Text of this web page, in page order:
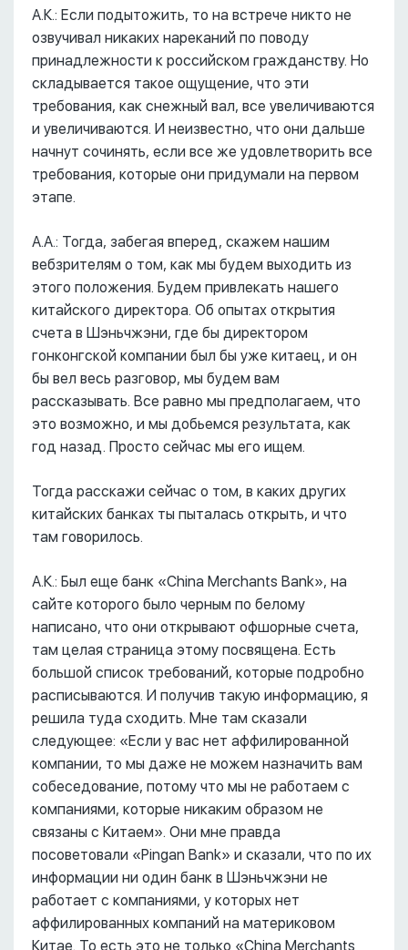
А.К.: Если подытожить, то на встрече никто не
озвучивал никаких нареканий по поводу
принадлежности к российском гражданству. Но
складывается такое ощущение, что эти
требования, как снежный вал, все увеличиваются
и увеличиваются. И неизвестно, что они дальше
начнут сочинять, если все же удовлетворить все
требования, которые они придумали на первом
этапе.
А.А.: Тогда, забегая вперед, скажем нашим
вебзрителям о том, как мы будем выходить из
этого положения. Будем привлекать нашего
китайского директора. Об опытах открытия
счета в Шэньчжэни, где бы директором
гонконгской компании был бы уже китаец, и он
бы вел весь разговор, мы будем вам
рассказывать. Все равно мы предполагаем, что
это возможно, и мы добьемся результата, как
год назад. Просто сейчас мы его ищем.
Тогда расскажи сейчас о том, в каких других
китайских банках ты пыталась открыть, и что
там говорилось.
А.К.: Был еще банк «China Merchants Bank», на
сайте которого было черным по белому
написано, что они открывают офшорные счета,
там целая страница этому посвящена. Есть
большой список требований, которые подробно
расписываются. И получив такую информацию, я
решила туда сходить. Мне там сказали
следующее: «Если у вас нет аффилированной
компании, то мы даже не можем назначить вам
собеседование, потому что мы не работаем с
компаниями, которые никаким образом не
связаны с Китаем». Они мне правда
посоветовали «Pingan Bank» и сказали, что по их
информации ни один банк в Шэньчжэни не
работает с компаниями, у которых нет
аффилированных компаний на материковом
Китае. То есть это не только «China Merchants